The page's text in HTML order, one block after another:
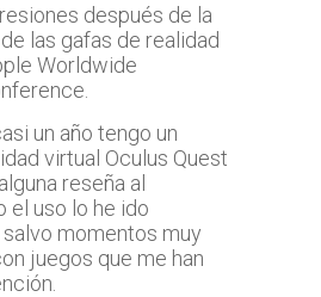
después de la
las gafas de realidad
Worldwide
un año tengo un
virtual Oculus Quest
reseña al
el uso lo he ido
momentos muy
juegos que me han